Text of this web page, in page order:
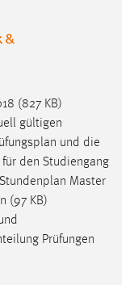
&
(827 KB)
gültigen
und die
den Studiengang
Master
(97 KB)
Prüfungen